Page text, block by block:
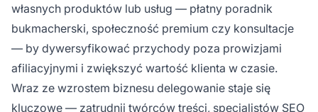
własnych produktów lub usług — płatny poradnik
bukmacherski, społeczność premium czy konsultacje
— by dywersyfikować przychody poza prowizjami
afiliacyjnymi i zwiększyć wartość klienta w czasie.
Wraz ze wzrostem biznesu delegowanie staje się
kluczowe — zatrudnij twórców treści, specjalistów SEO